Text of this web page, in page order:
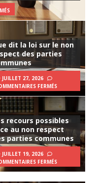
dit la loi sur le non
des parties
JUILLET 27, 2026
FERMÉS
recours possibles
au non respect
parties communes
JUILLET 19, 2026
FERMÉS